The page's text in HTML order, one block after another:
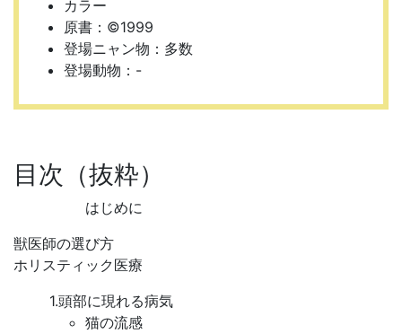
カラー
原書：©1999
登場ニャン物：多数
登場動物：-
目次（抜粋）
はじめに
獣医師の選び方
ホリスティック医療
1.頭部に現れる病気
猫の流感